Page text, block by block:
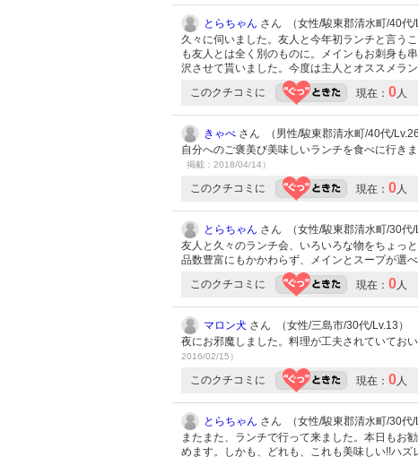
とらちゃん さん （女性/駿東郡清水町/40代/
久々に伺いました。友人と今年初ランチと言う
も友人とは全く別のものに。メインもお刺身も
沢させて貰いました。今度は主人とオススメラ
このクチコミに 現在： 0人
きゃべ さん （男性/駿東郡清水町/40代/Lv.26
自分へのご褒美び美味しいランチを食べに行き
掲載：2018/04/14）
このクチコミに 現在： 0人
とらちゃん さん （女性/駿東郡清水町/30代/
友人と久々のランチ会、いろいろな物をちょっ
品数豊富にもかかわらず、メインとスープが選
このクチコミに 現在： 0人
マロン犬 さん （女性/三島市/30代/Lv.13）
夜にお邪魔しました。料理が工夫されていてお
2016/02/15）
このクチコミに 現在： 0人
とらちゃん さん （女性/駿東郡清水町/30代/
またまた、ランチで行って来ました。本日もお
めます。しかも、どれも、これも美味しい!!ハズ